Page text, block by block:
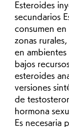
Esteroides
secundarios
consumen en
zonas
en ambientes
bajos
esteroides
versiones
de
hormona
Es necesaria